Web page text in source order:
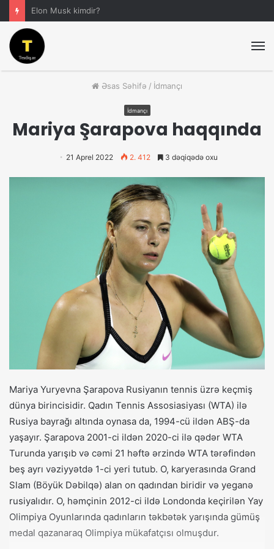
Elon Musk kimdir?
Əsas Səhifə / İdmançı
İdmançı
Mariya Şarapova haqqında
21 Aprel 2022 2. 412 3 dəqiqədə oxu
Mariya Yuryevna Şarapova Rusiyanın tennis üzrə keçmiş
dünya birincisidir. Qadın Tennis Assosiasiyası (WTA) ilə
Rusiya bayrağı altında oynasa da, 1994-cü ildən ABŞ-da
yaşayır. Şarapova 2001-ci ildən 2020-ci ilə qədər WTA
Turunda yarışıb və cəmi 21 həftə ərzində WTA tərəfindən
beş ayrı vəziyyətdə 1-ci yeri tutub. O, karyerasında Grand
Slam (Böyük Dəbilqə) alan on qadından biridir və yeganə
rusiyalıdır. O, həmçinin 2012-ci ildə Londonda keçirilən Yay
Olimpiya Oyunlarında qadınların təkbətək yarışında gümüş
medal qazanaraq Olimpiya mükafatçısı olmuşdur.